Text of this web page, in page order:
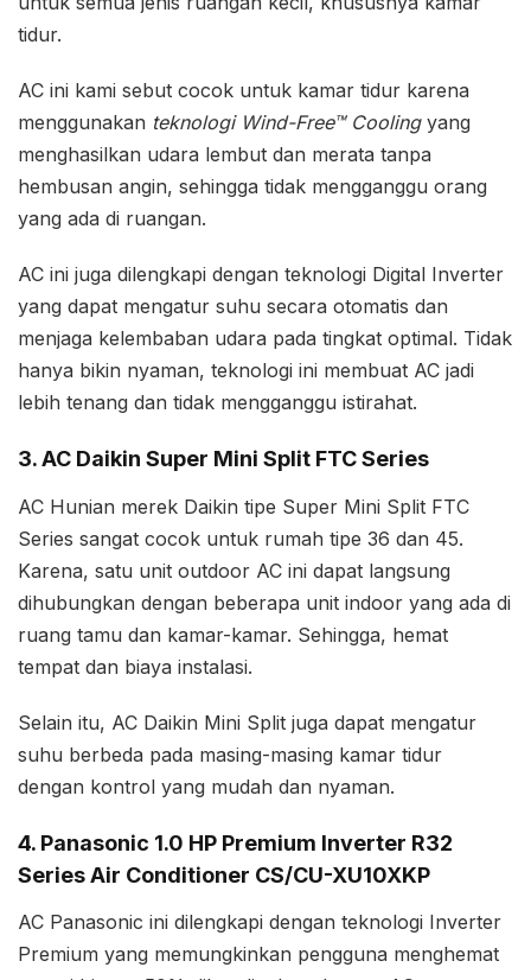
tidur.
AC ini kami sebut cocok untuk kamar tidur karena
menggunakan teknologi Wind-Free™ Coolingyang
menghasilkan udara lembut dan merata tanpa
hembusan angin, sehingga tidak mengganggu orang
yang ada di ruangan.
AC ini juga dilengkapi dengan teknologi Digital Inverter
yang dapat mengatur suhu secara otomatis dan
menjaga kelembaban udara pada tingkat optimal. Tidak
hanya bikin nyaman, teknologi ini membuat AC jadi
lebih tenang dan tidak mengganggu istirahat.
3. AC Daikin Super Mini Split FTC Series
AC Hunian merek Daikin tipe Super Mini Split FTC
Series sangat cocok untuk rumah tipe 36 dan 45.
Karena, satu unit outdoor AC ini dapat langsung
dihubungkan dengan beberapa unit indoor yang ada di
ruang tamu dan kamar-kamar. Sehingga, hemat
tempat dan biaya instalasi.
Selain itu, AC Daikin Mini Split juga dapat mengatur
suhu berbeda pada masing-masing kamar tidur
dengan kontrol yang mudah dan nyaman.
4. Panasonic 1.0 HP Premium Inverter R32
Series Air Conditioner CS/CU-XU10XKP
AC Panasonic ini dilengkapi dengan teknologi Inverter
Premium yang memungkinkan pengguna menghemat